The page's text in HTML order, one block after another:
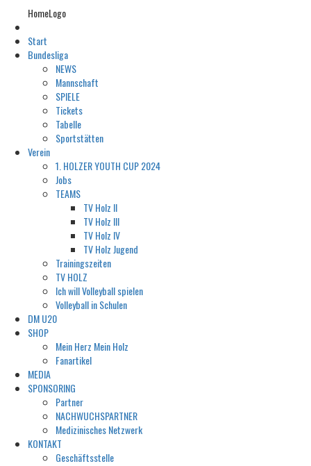
HomeLogo
Start
Bundesliga
NEWS
Mannschaft
SPIELE
Tickets
Tabelle
Sportstätten
Verein
1. HOLZER YOUTH CUP 2024
Jobs
TEAMS
TV Holz II
TV Holz III
TV Holz IV
TV Holz Jugend
Trainingszeiten
TV HOLZ
Ich will Volleyball spielen
Volleyball in Schulen
DM U20
SHOP
Mein Herz Mein Holz
Fanartikel
MEDIA
SPONSORING
Partner
NACHWUCHSPARTNER
Medizinisches Netzwerk
KONTAKT
Geschäftsstelle